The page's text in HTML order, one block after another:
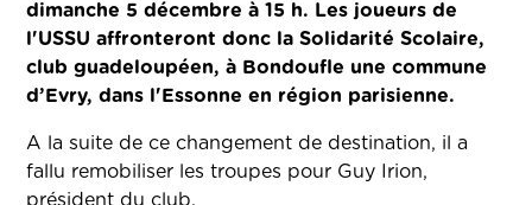
dimanche 5 décembre à 15 h. Les joueurs de
l'USSU affronteront donc la Solidarité Scolaire,
club guadeloupéen, à Bondoufle une commune
d’Evry, dans l'Essonne en région parisienne.
A la suite de ce changement de destination, il a
fallu remobiliser les troupes pour Guy Irion,
président du club.